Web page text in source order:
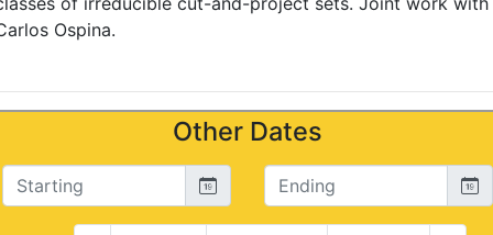
Ospina.
Other Dates
Starting Ending